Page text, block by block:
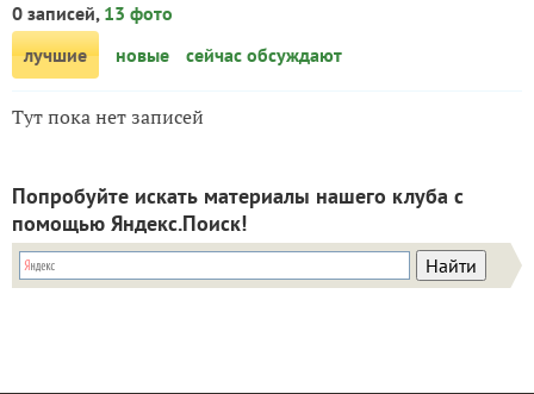
0 записей, 13 фото
лучшие
новые сейчас обсуждают
Тут пока нет записей
Попробуйте искать материалы нашего клуба с
помощью Яндекс.Поиск!